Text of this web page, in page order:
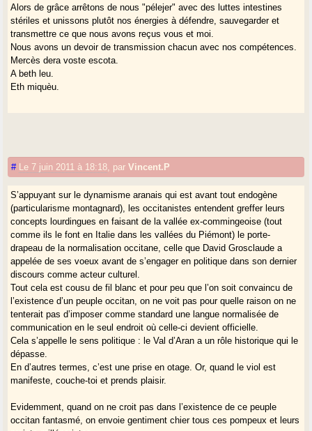
Alors de grâce arrêtons de nous "pélejer" avec des luttes intestines
stériles et unissons plutôt nos énergies à défendre, sauvegarder et
transmettre ce que nous avons reçus vous et moi.
Nous avons un devoir de transmission chacun avec nos compétences.
Mercès dera voste escota.
A beth leu.
Eth miquèu.
# Le 7 juin 2011 à 18:18 parVincent.P
S’appuyant sur le dynamisme aranais qui est avant tout endogène
(particularisme montagnard), les occitanistes entendent greffer leurs
concepts lourdingues en faisant de la vallée ex-commingeoise (tout
comme ils le font en Italie dans les vallées du Piémont) le porte-
drapeau de la normalisation occitane, celle que David Grosclaude a
appelée de ses voeux avant de s’engager en politique dans son dernier
discours comme acteur culturel.
Tout cela est cousu de fil blanc et pour peu que l’on soit convaincu de
l’existence d’un peuple occitan, on ne voit pas pour quelle raison on ne
tenterait pas d’imposer comme standard une langue normalisée de
communication en le seul endroit où celle-ci devient officielle.
Cela s’appelle le sens politique : le Val d’Aran a un rôle historique qui le
dépasse.
En d’autres termes, c’est une prise en otage. Or, quand le viol est
manifeste, couche-toi et prends plaisir.
Evidemment, quand on ne croit pas dans l’existence de ce peuple
occitan fantasmé, on envoie gentiment chier tous ces pompeux et leurs